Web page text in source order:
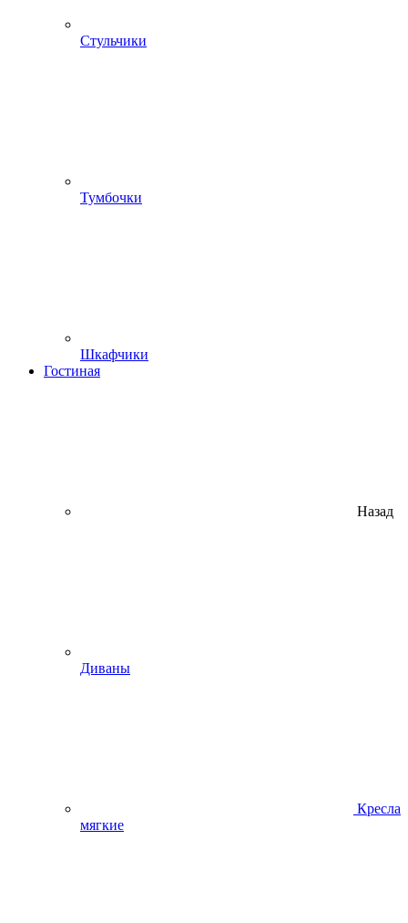
Стульчики
Тумбочки
Шкафчики
Гостиная
Назад
Диваны
Кресла
мягкие